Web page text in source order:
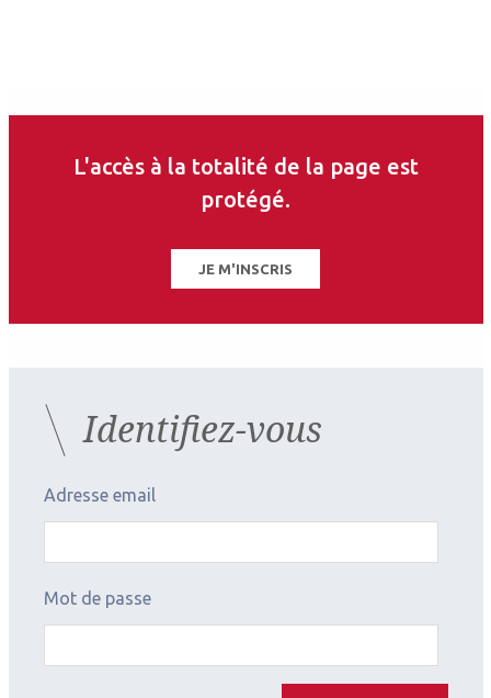
L'accès à la totalité de la page est
protégé.
JE M'INSCRIS
Identifiez-vous
Adresse email
Mot de passe